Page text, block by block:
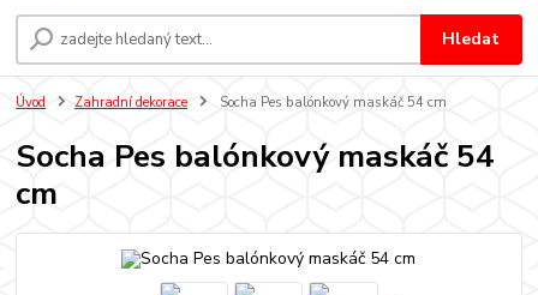
Hledat
Úvod Zahradní dekorace Socha Pes balónkový maskáč 54 cm
Socha Pes balónkový maskáč 54
cm